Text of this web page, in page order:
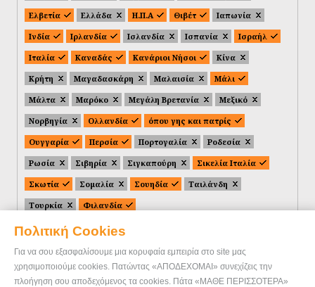
Πολιτική Cookies
Για να σου εξασφαλίσουμε μια κορυφαία εμπειρία στο site μας
χρησιμοποιούμε cookies. Πατώντας «ΑΠΟΔΕΧΟΜΑΙ» συνεχίζεις την
πλοήγηση σου αποδεχόμενος τα cookies. Πάτα «ΜΑΘΕ ΠΕΡΙΣΣΟΤΕΡΑ»
Ελβετία
Ελλάδα Η.Π.Α Θιβέτ
Ιαπωνία
Ινδία
Ιρλανδία Ισλανδία Ισπανία
Ισραήλ
Ιταλία
Καναδάς Κανάριοι Νήσοι
Κίνα
Κρήτη
Μαγαδασκάρη Μαλαισία
Μάλι
Μάλτα
Μαρόκο Μεγάλη Βρετανία
Μεξικό
Νορβηγία
Ολλανδία
όπου γης και πατρίς
Ουγγαρία
Περσία Πορτογαλία
Ροδεσία
Ρωσία
Σιβηρία Σιγκαπούρη
Σικελία Ιταλία
Σκωτία
Σομαλία Σουηδία
Ταιλάνδη
Τουρκία
Φιλανδία